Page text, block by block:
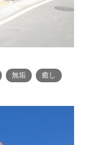
無垢 癒し